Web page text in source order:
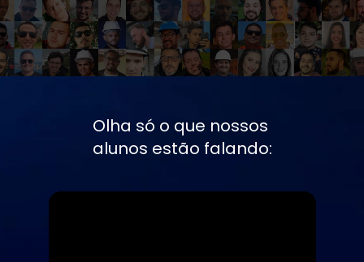
Olha só o que nossos
alunos estão falando: